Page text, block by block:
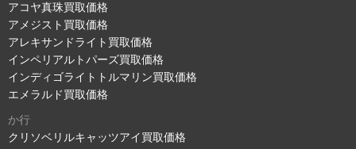
アコヤ真珠買取価格
アメジスト買取価格
アレキサンドライト買取価格
インペリアルトパーズ買取価格
インディゴライトトルマリン買取価格
エメラルド買取価格
か行
クリソベリルキャッツアイ買取価格